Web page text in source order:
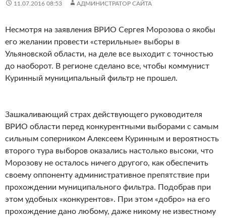
11.07.2016 08:53 АДМИНИСТРАТОР САЙТА
Несмотря на заявления ВРИО Сергея Морозова о якобы
его желании провести «стерильные» выборы в
Ульяновской области, на деле все выходит с точностью
до наоборот. В регионе сделано все, чтобы коммунист
Куринный муниципальный фильтр не прошел.
Зашкаливающий страх действующего руководителя
ВРИО области перед конкурентными выборами с самым
сильным соперником Алексеем Куринным и вероятность
второго тура выборов оказались настолько высоки, что
Морозову не осталось ничего другого, как обеспечить
своему оппоненту административное препятствие при
прохождении муниципального фильтра. Подобрав при
этом удобных «конкурентов». При этом «добро» на его
прохождение дано любому, даже никому не известному